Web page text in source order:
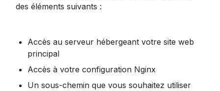
des éléments suivants :
Accès au serveur hébergeant votre site web
principal
Accès à votre configuration Nginx
Un sous-chemin que vous souhaitez utiliser